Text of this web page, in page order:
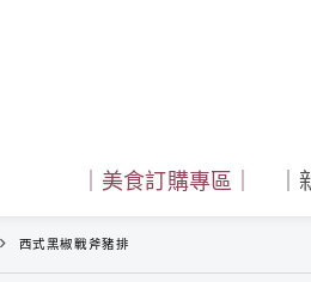
｜美食訂購專區｜
西式黑椒戰斧豬排